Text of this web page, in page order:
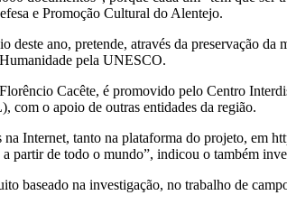
e Promoção Cultural do Alentejo.
ano, pretende, através da preservação
pela UNESCO.
Cacête, é promovido pelo Centro
o apoio de outras entidades da região.
Internet, tanto na plataforma do projeto, em
a partir de todo o mundo”, indicou o também
baseado na investigação, no trabalho de